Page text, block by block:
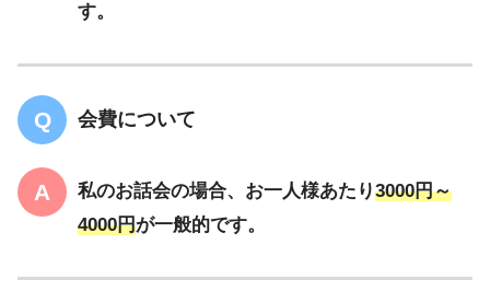
す。
会費について
私のお話会の場合、お一人様あたり3000円～
4000円が一般的です。